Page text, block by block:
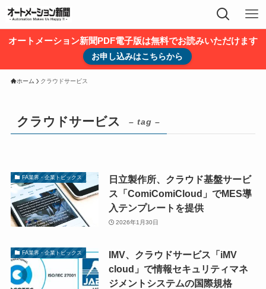
オートメーション新聞PDF電子版は無料でお読みいただけます
お申し込みはこちらから
ホーム クラウドサービス
クラウドサービス – tag –
FA業界・企業トピックス
日立製作所、クラウド基盤サービ
ス「ComiComiCloud」でMES導
入テンプレートを提供
2026年1月30日
FA業界・企業トピックス
IMV、クラウドサービス「iMV
cloud」で情報セキュリティマネ
ジメントシステムの国際規格